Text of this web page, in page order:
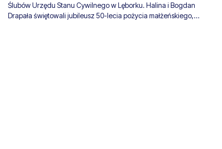
Ślubów Urzędu Stanu Cywilnego w Lęborku. Halina i Bogdan
Drapała świętowali jubileusz 50-lecia pożycia małżeńskiego,